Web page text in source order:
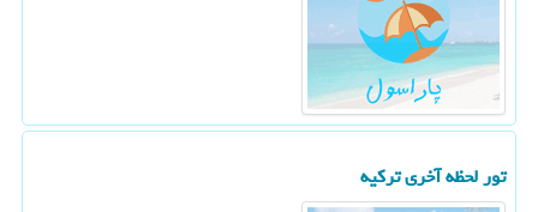
تور لحظه آخری تركیه